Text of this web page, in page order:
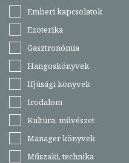
Emberi kapcsolatok
Ezoterika
Gasztronómia
Hangoskönyvek
Ifjúsági könyvek
Irodalom
Kultúra, művészet
Manager könyvek
Műszaki, technika